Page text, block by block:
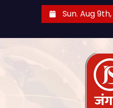
Sun. Aug